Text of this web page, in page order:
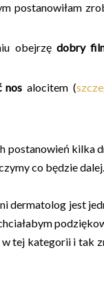
postanowiłam
obejrzę dobry
nos alocitem (
postanowień kilka
co będzie
dermatolog jest
tej kategorii i tak